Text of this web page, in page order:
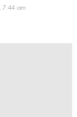
7:44 am